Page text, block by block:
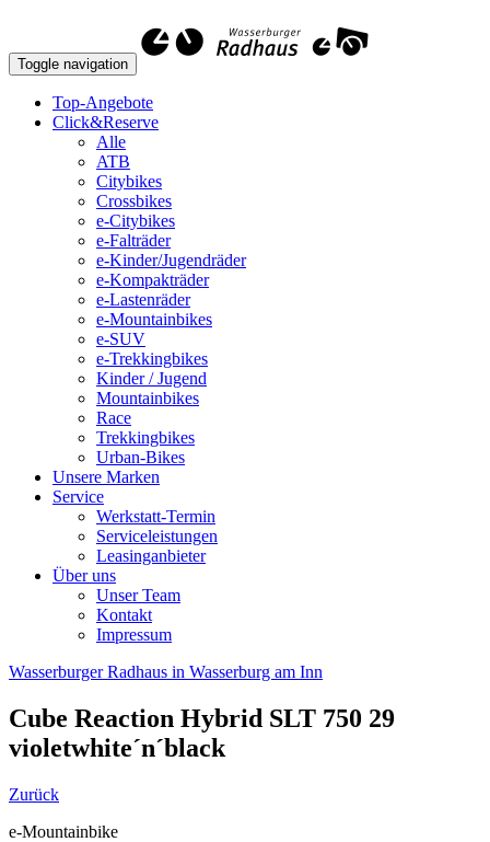
Toggle navigation
Top-Angebote
Click&Reserve
Alle
ATB
Citybikes
Crossbikes
e-Citybikes
e-Falträder
e-Kinder/Jugendräder
e-Kompakträder
e-Lastenräder
e-Mountainbikes
e-SUV
e-Trekkingbikes
Kinder / Jugend
Mountainbikes
Race
Trekkingbikes
Urban-Bikes
Unsere Marken
Service
Werkstatt-Termin
Serviceleistungen
Leasinganbieter
Über uns
Unser Team
Kontakt
Impressum
Wasserburger Radhaus in Wasserburg am Inn
Cube Reaction Hybrid SLT 750 29
violetwhite´n´black
Zurück
e-Mountainbike